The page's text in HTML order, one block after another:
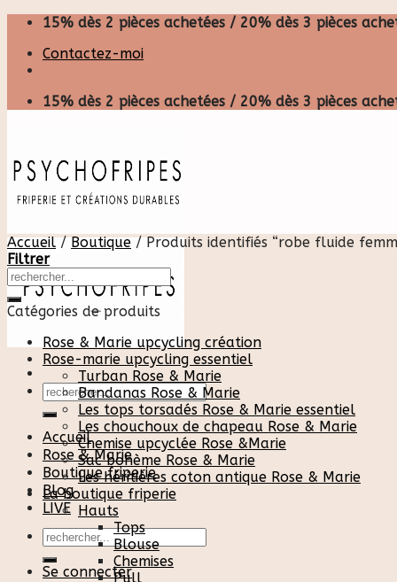
Skip
content
15% dès 2 pièces achetées / 20% dès 3 pièces
Contactez-moi
15% dès 2 pièces achetées / 20% dès 3 pièces
Recherche
pour :
Accueil
Rose & Marie
Boutique friperie
Blog
LIVE
Recherche
pour :
Se connecter
Accueil / Boutique /Produits identifiés “robe fluide
Filtrer
Catégories de produits
Rose & Marie upcycling création
Rose-marie upcycling essentiel
Turban Rose & Marie
Bandanas Rose & Marie
Les tops torsadés Rose & Marie essentiel
Les chouchoux de chapeau Rose & Marie
Chemise upcyclée Rose &Marie
Sac bohème Rose & Marie
Les héritières coton antique Rose & Marie
La boutique friperie
Hauts
Tops
Blouse
Chemises
Pull